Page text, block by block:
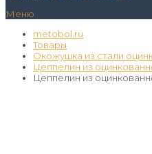
Меню
metobol.ru
Товары
Окожушка из стали
Цеппелин из
Цеппелин из